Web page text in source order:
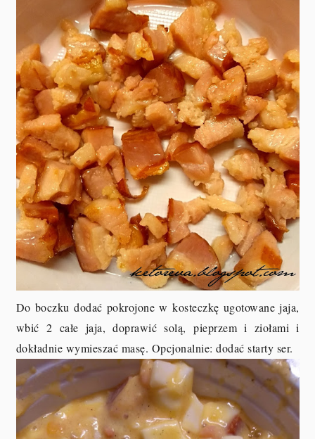
Do boczku dodać pokrojone w kosteczkę ugotowane jaja,
wbić 2 całe jaja, doprawić solą, pieprzem i ziołami i
dokładnie wymieszać masę. Opcjonalnie: dodać starty ser.